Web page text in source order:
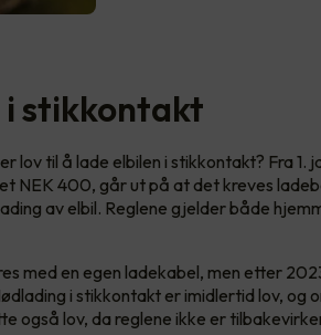
i stikkontakt
lov til å lade elbilen i stikkontakt? Fra 1.
NEK 400, går ut på at det kreves
av elbil. Reglene gjelder både
med en egen ladekabel, men etter
i stikkontakt er imidlertid lov, og
også lov, da reglene ikke er